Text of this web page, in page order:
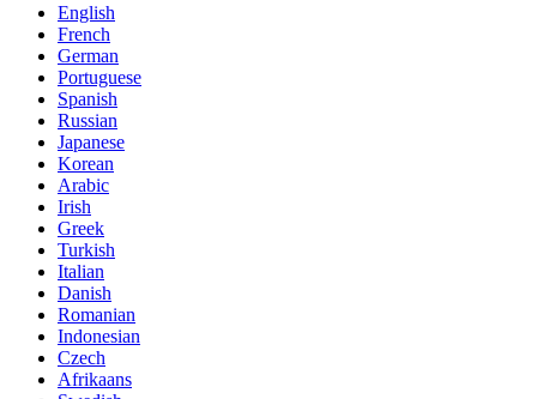
English
French
German
Portuguese
Spanish
Russian
Japanese
Korean
Arabic
Irish
Greek
Turkish
Italian
Danish
Romanian
Indonesian
Czech
Afrikaans